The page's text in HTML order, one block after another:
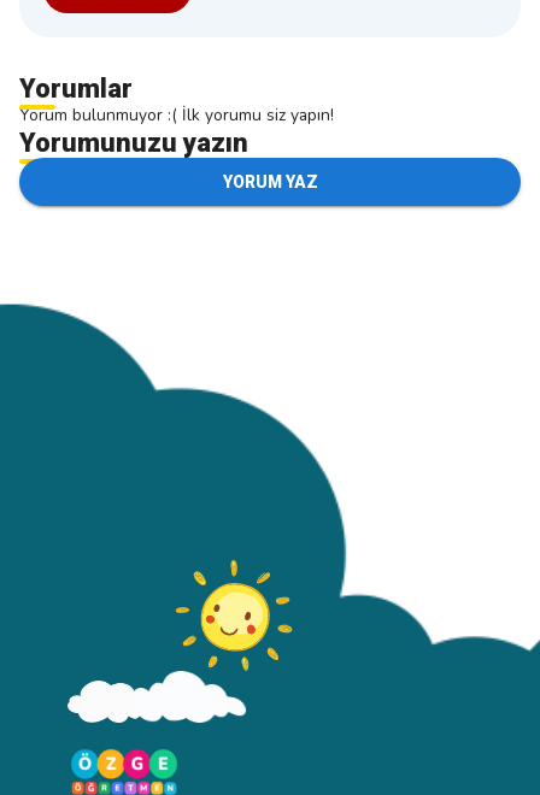
Yorumlar
Yorum bulunmuyor :( İlk yorumu siz yapın!
Yorumunuzu yazın
YORUM YAZ